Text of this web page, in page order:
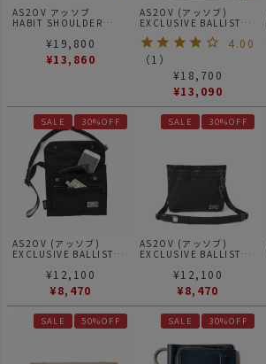
AS2OV アッソブ
HABIT SHOULDER
JES LEATHER LEATHER
PORCH レザーポーチ
¥19,800
¥13,860
AS2OV (アッソブ)
EXCLUSIVE BALLISTIC
NYLON MESSENGER
BAG メッセンジャーバッ
グ
4.00
（1 ）
¥18,700
¥13,090
SALE 30%OFF
AS2OV (アッソブ)
EXCLUSIVE BALLISTIC
SHOULDER / ショルダ
ーバック
¥12,100
¥8,470
SALE 30%OFF
AS2OV (アッソブ)
EXCLUSIVE BALLISTIC
SHOULDER 03
¥12,100
¥8,470
SALE 50%OFF SALE 30%OFF